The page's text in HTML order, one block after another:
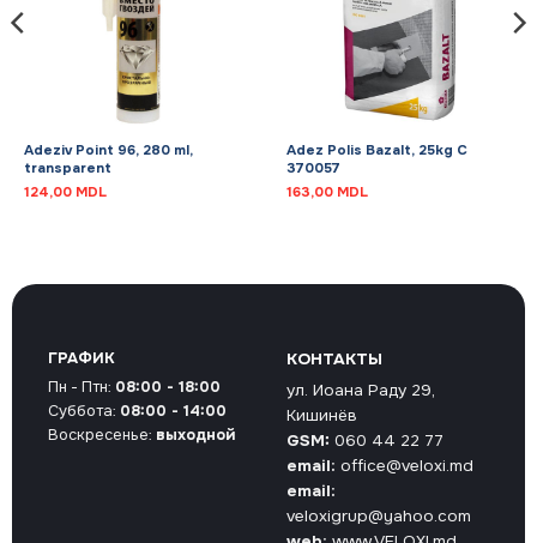
Adeziv Point 96, 280 ml,
transparent
124,00 MDL
Adez Polis Bazalt, 25kg C
370057
163,00 MDL
КОНТАКТЫ
ул. Иоана Раду 29,
Кишинёв
GSM: 060 44 22 77
email: office@veloxi.md
email:
veloxigrup@yahoo.com
ГРАФИК
Пн - Птн: 08:00 - 18:00
Суббота: 08:00 - 14:00
Воскресенье: выходной